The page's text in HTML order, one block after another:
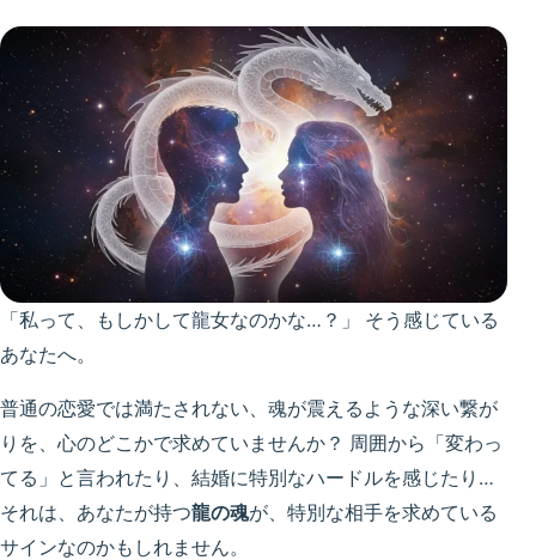
「私って、もしかして龍女なのかな…？」 そう感じている
あなたへ。
普通の恋愛では満たされない、魂が震えるような深い繋が
りを、心のどこかで求めていませんか？ 周囲から「変わっ
てる」と言われたり、結婚に特別なハードルを感じたり…
それは、あなたが持つ龍の魂が、特別な相手を求めている
サインなのかもしれません。